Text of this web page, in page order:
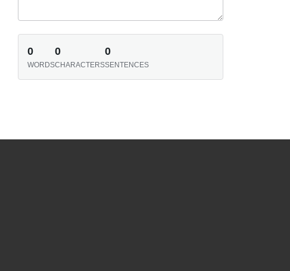
0
WORDS
0
CHARACTERS
0
SENTENCES